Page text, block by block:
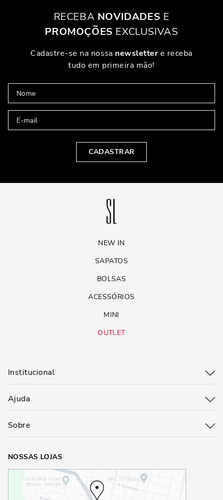
RECEBA NOVIDADES E
PROMOÇÕES EXCLUSIVAS
Cadastre-se na nossa newslettere receba
tudo em primeira mão!
CADASTRAR
NEW IN
SAPATOS
BOLSAS
ACESSÓRIOS
MINI
OUTLET
Institucional
Ajuda
Sobre
NOSSAS LOJAS